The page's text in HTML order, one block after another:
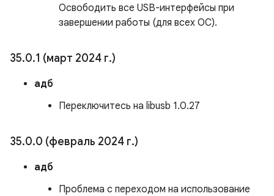
Освободить все USB-интерфейсы при
завершении работы (для всех ОС).
35.0.1 (март 2024 г.)
адб
Переключитесь на libusb 1.0.27
35.0.0 (февраль 2024 г.)
адб
Проблема с переходом на использование